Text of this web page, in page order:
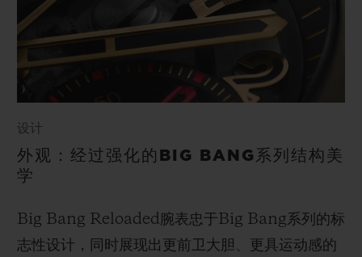
设计
外观：经过强化的BIG BANG系列结构美
学
Big Bang Reloaded腕表忠于Big Bang系列的标
志性设计，同时展现出更前卫大胆、更具运动感的